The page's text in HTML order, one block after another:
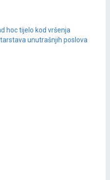
hoc tijelo kod vršenja
unutrašnjih poslova